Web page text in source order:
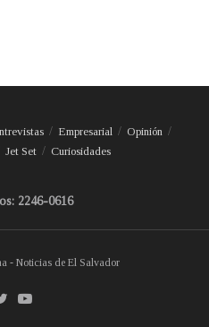
Empresarial
Opinión
Jet Set Curiosidades
2246-0616
- Noticias de El Salvador